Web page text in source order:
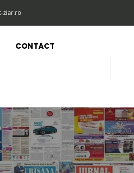
ziar.ro
CONTACT